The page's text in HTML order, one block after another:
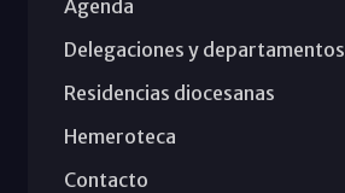
Agenda
Delegaciones y departamentos
Residencias diocesanas
Hemeroteca
Contacto